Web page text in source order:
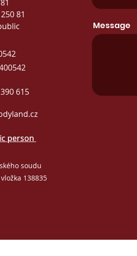
81
615
person
person
soudu
138835
Message